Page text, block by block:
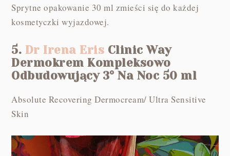
Sprytne opakowanie 30 ml zmieści się do każdej
kosmetyczki wyjazdowej.
5. Dr Irena Eris Clinic Way
Dermokrem Kompleksowo
Odbudowujący 3° Na Noc 50 ml
Absolute Recovering Dermocream/ Ultra Sensitive
Skin